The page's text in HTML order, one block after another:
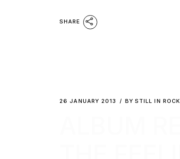
SHARE
26 JANUARY 2013 BY STILL IN ROCK